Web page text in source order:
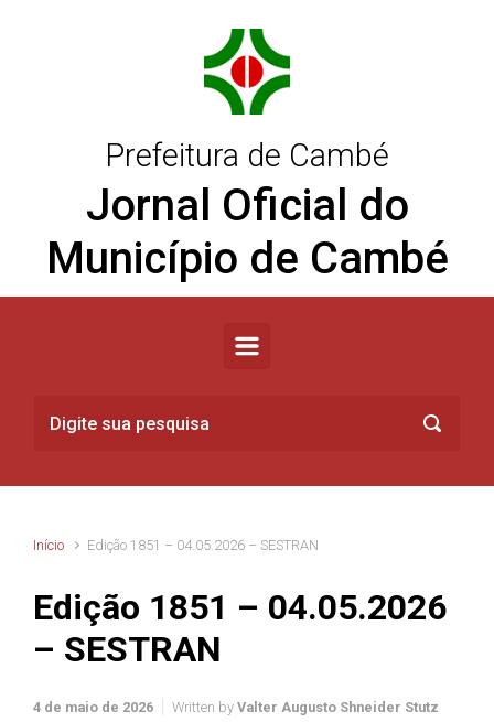
Prefeitura de Cambé
Jornal Oficial do
Município de Cambé
Início Edição 1851 – 04.05.2026 – SESTRAN
Edição 1851 – 04.05.2026
– SESTRAN
4 de maio de 2026 Written by Valter Augusto Shneider Stutz